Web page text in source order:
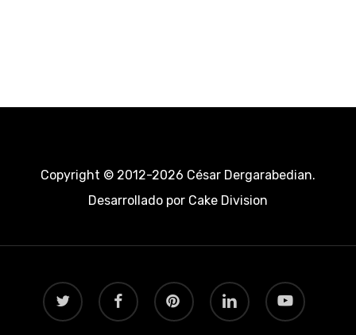
Copyright © 2012-2026 César Dergarabedian.
Desarrollado porCake Division
twitter facebook pinterest linkedin youtube